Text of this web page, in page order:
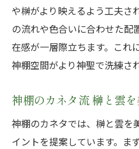
や榊がより映えるよう工夫さ
の流れや色合いに合わせた配
在感が一層際立ちます。これ
神棚空間がより神聖で洗練さ
神棚のカネタ流 榊と雲
神棚のカネタでは、榊と雲を
イントを提案しています。ま